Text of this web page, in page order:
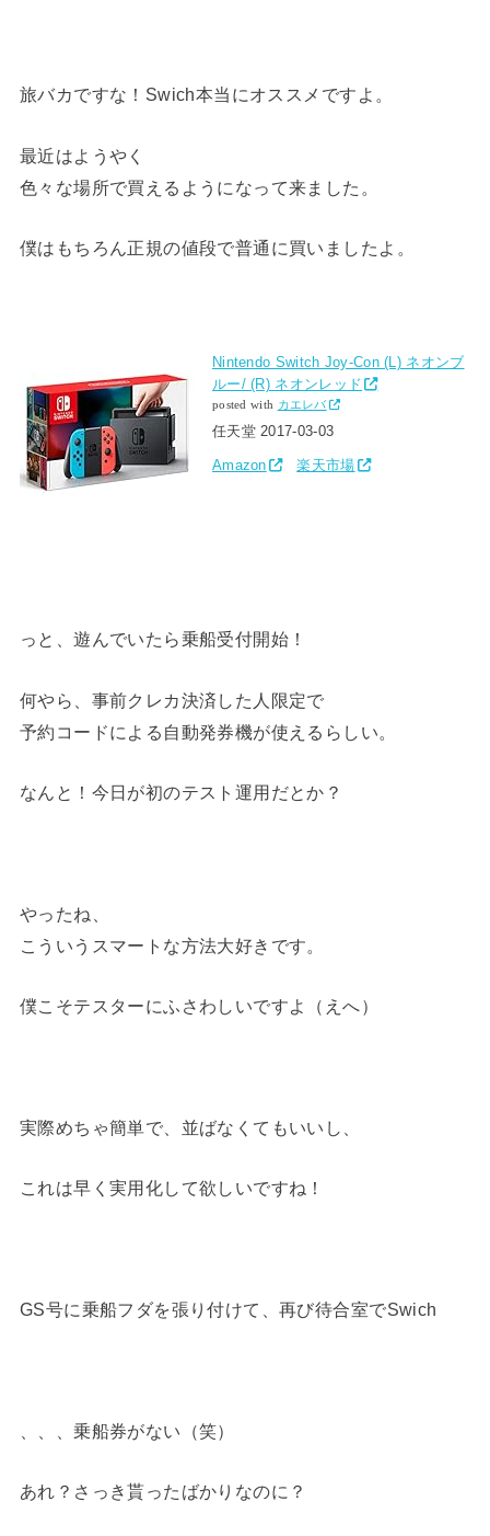
旅バカですな！Swich本当にオススメですよ。
最近はようやく
色々な場所で買えるようになって来ました。
僕はもちろん正規の値段で普通に買いましたよ。
Nintendo Switch Joy-Con (L) ネオンブ
ルー/ (R) ネオンレッド
posted with カエレバ
任天堂 2017-03-03
Amazon 楽天市場
っと、遊んでいたら乗船受付開始！
何やら、事前クレカ決済した人限定で
予約コードによる自動発券機が使えるらしい。
なんと！今日が初のテスト運用だとか？
やったね、
こういうスマートな方法大好きです。
僕こそテスターにふさわしいですよ（えへ）
実際めちゃ簡単で、並ばなくてもいいし、
これは早く実用化して欲しいですね！
GS号に乗船フダを張り付けて、再び待合室でSwich
、、、乗船券がない（笑）
あれ？さっき貰ったばかりなのに？